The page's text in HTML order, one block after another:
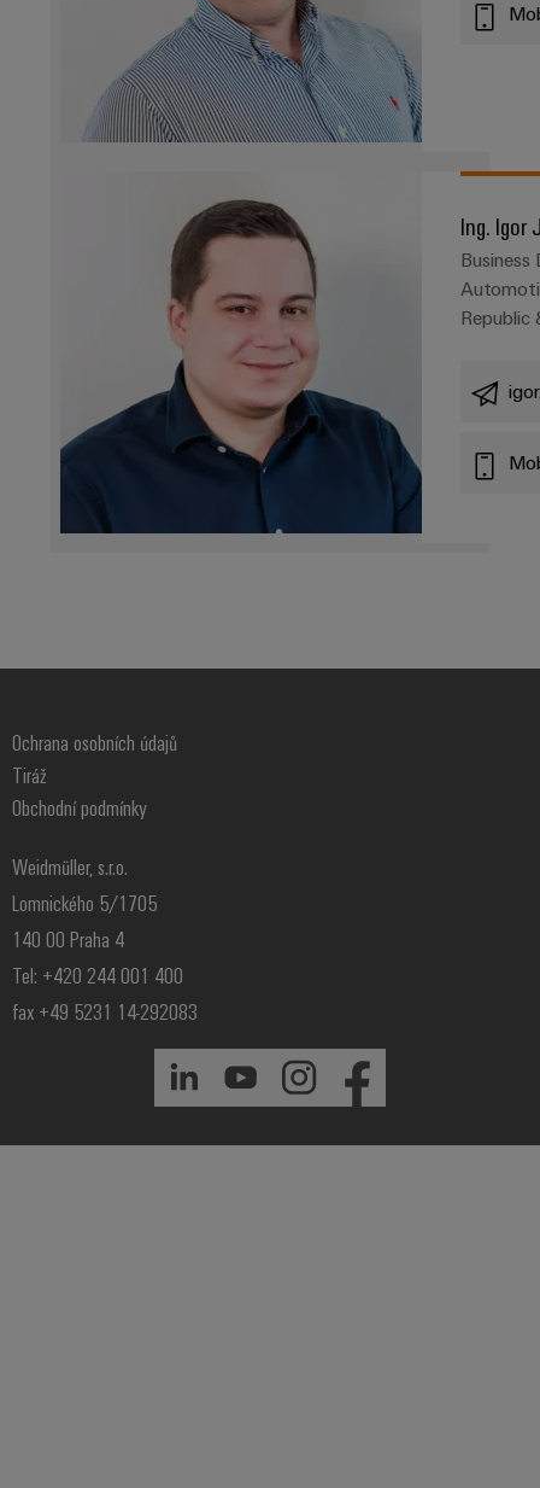
Ing. Igor
Business
Republic
Ochrana osobních údajů
Tiráž
Obchodní podmínky
Weidmüller, s.r.o.
Lomnického 5/1705
140 00 Praha 4
Tel: +420 244 001 400
fax +49 5231 14-292083